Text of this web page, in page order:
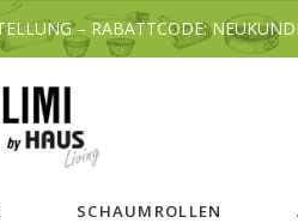
– RABATTCODE:
SCHAUMROLLEN